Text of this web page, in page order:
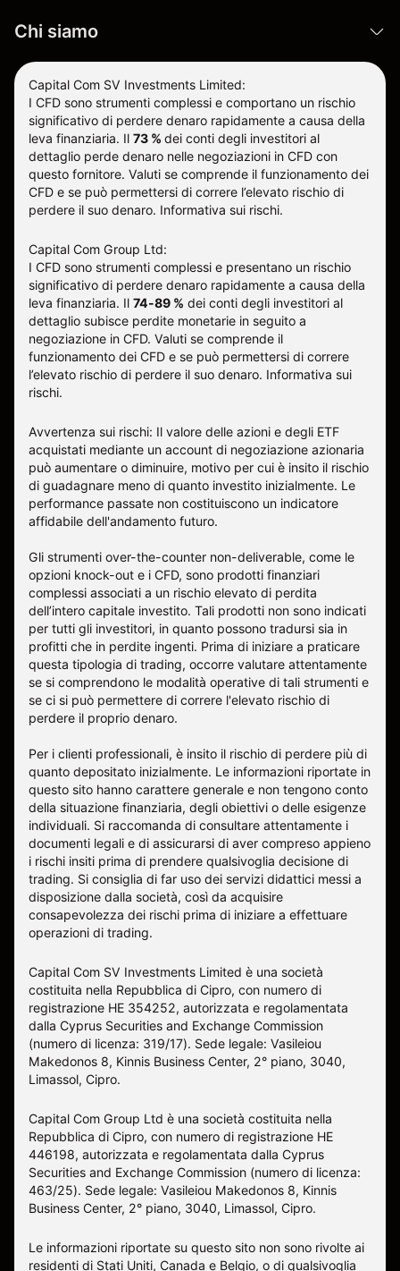
Chi siamo
Capital Com SV Investments Limited:
I CFD sono strumenti complessi e comportano un rischio
significativo di perdere denaro rapidamente a causa della
leva finanziaria. Il 73 % dei conti degli investitori al
dettaglio perde denaro nelle negoziazioni in CFD con
questo fornitore. Valuti se comprende il funzionamento dei
CFD e se può permettersi di correre l’elevato rischio di
perdere il suo denaro. Informativa sui rischi.
Capital Com Group Ltd:
I CFD sono strumenti complessi e presentano un rischio
significativo di perdere denaro rapidamente a causa della
leva finanziaria. Il 74-89 % dei conti degli investitori al
dettaglio subisce perdite monetarie in seguito a
negoziazione in CFD. Valuti se comprende il
funzionamento dei CFD e se può permettersi di correre
l’elevato rischio di perdere il suo denaro. Informativa sui
rischi.
Avvertenza sui rischi: Il valore delle azioni e degli ETF
acquistati mediante un account di negoziazione azionaria
può aumentare o diminuire, motivo per cui è insito il rischio
di guadagnare meno di quanto investito inizialmente. Le
performance passate non costituiscono un indicatore
affidabile dell'andamento futuro.
Gli strumenti over-the-counter non-deliverable, come le
opzioni knock-out e i CFD, sono prodotti finanziari
complessi associati a un rischio elevato di perdita
dell’intero capitale investito. Tali prodotti non sono indicati
per tutti gli investitori, in quanto possono tradursi sia in
profitti che in perdite ingenti. Prima di iniziare a praticare
questa tipologia di trading, occorre valutare attentamente
se si comprendono le modalità operative di tali strumenti e
se ci si può permettere di correre l'elevato rischio di
perdere il proprio denaro.
Per i clienti professionali, è insito il rischio di perdere più di
quanto depositato inizialmente. Le informazioni riportate in
questo sito hanno carattere generale e non tengono conto
della situazione finanziaria, degli obiettivi o delle esigenze
individuali. Si raccomanda di consultare attentamente i
documenti legali e di assicurarsi di aver compreso appieno
i rischi insiti prima di prendere qualsivoglia decisione di
trading. Si consiglia di far uso dei servizi didattici messi a
disposizione dalla società, così da acquisire
consapevolezza dei rischi prima di iniziare a effettuare
operazioni di trading.
Capital Com SV Investments Limited è una società
costituita nella Repubblica di Cipro, con numero di
registrazione HE 354252, autorizzata e regolamentata
dalla Cyprus Securities and Exchange Commission
(numero di licenza: 319/17). Sede legale: Vasileiou
Makedonos 8, Kinnis Business Center, 2° piano, 3040,
Limassol, Cipro.
Capital Com Group Ltd è una società costituita nella
Repubblica di Cipro, con numero di registrazione ΗΕ
446198, autorizzata e regolamentata dalla Cyprus
Securities and Exchange Commission (numero di licenza:
463/25). Sede legale: Vasileiou Makedonos 8, Kinnis
Business Center, 2° piano, 3040, Limassol, Cipro.
Le informazioni riportate su questo sito non sono rivolte ai
residenti di Stati Uniti, Canada e Belgio, o di qualsivoglia